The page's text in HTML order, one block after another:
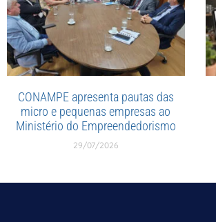
CONAMPE apresenta pautas das
micro e pequenas empresas ao
Ministério do Empreendedorismo
29/07/2026